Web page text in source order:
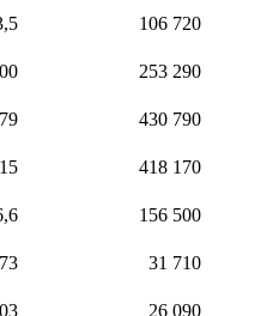
106 720
253 290
430 790
418 170
156 500
31 710
26 090